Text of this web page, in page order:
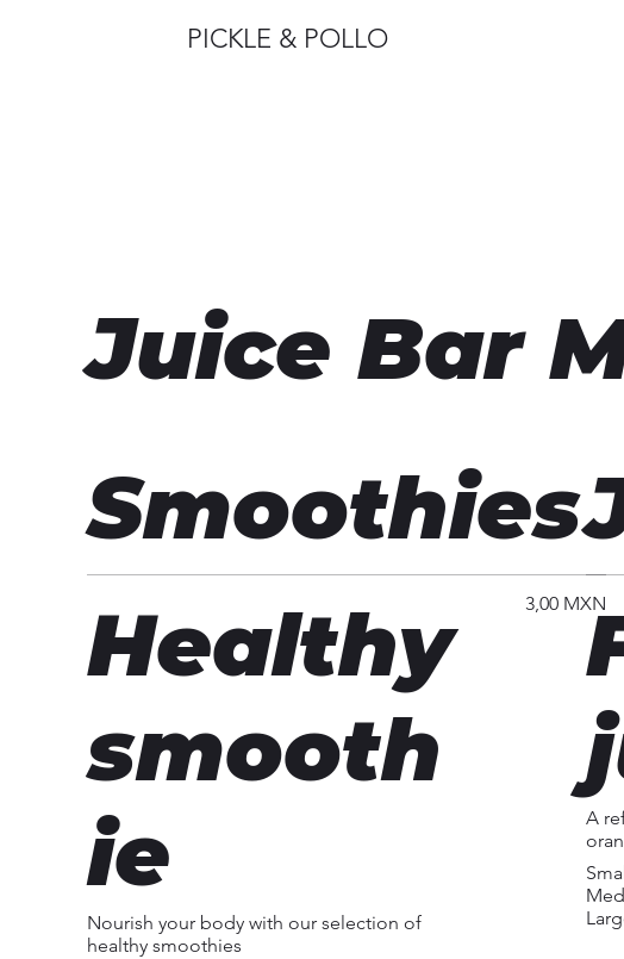
PICKLE & POLLO
Juice Bar
Smoothies
Healthy
smooth
ie
Nourish your body with our selection of
healthy smoothies
3,00 MXN
A
Small